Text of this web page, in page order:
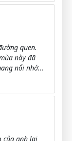
quen.
này đã
nổi nhớ...
của anh lại